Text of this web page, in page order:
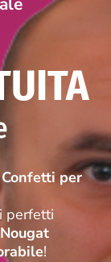
Confetti per
perfetti
!